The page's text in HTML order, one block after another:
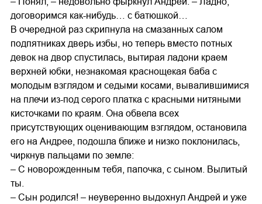
договоримся как-нибудь… с батюшкой…
В очередной раз скрипнула на смазанных салом
подпятниках дверь избы, но теперь вместо потных
девок на двор спустилась, вытирая ладони краем
верхней юбки, незнакомая краснощекая баба с
молодым взглядом и седыми косами, вывалившимися
на плечи из-под серого платка с красными нитяными
кисточками по краям. Она обвела всех
присутствующих оценивающим взглядом, остановила
его на Андрее, подошла ближе и низко поклонилась,
чиркнув пальцами по земле:
– С новорожденным тебя, папочка, с сыном. Вылитый
ты.
– Сын родился! – неуверенно выдохнул Андрей и уже